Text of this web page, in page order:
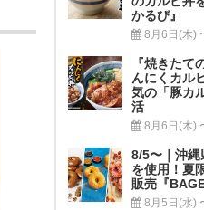
かるび』
8月6日(木)
『焼きたて
んにくカル
気の「豚カ
活
8月6日(木)
8/5〜｜沖縄
を使用！夏
販売『
8月5日(水)